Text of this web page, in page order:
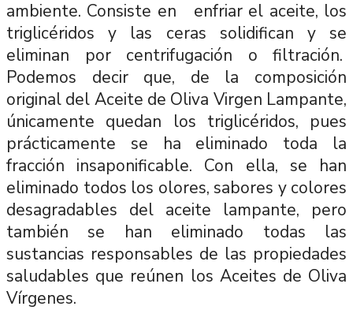
ambiente. Consiste en enfriar el aceite, los
triglicéridos y las ceras solidifican y se
eliminan por centrifugación o filtración.
Podemos decir que, de la composición
original del Aceite de Oliva Virgen Lampante,
únicamente quedan los triglicéridos, pues
prácticamente se ha eliminado toda la
fracción insaponificable. Con ella, se han
eliminado todos los olores, sabores y colores
desagradables del aceite lampante, pero
también se han eliminado todas las
sustancias responsables de las propiedades
saludables que reúnen los Aceites de Oliva
Vírgenes.